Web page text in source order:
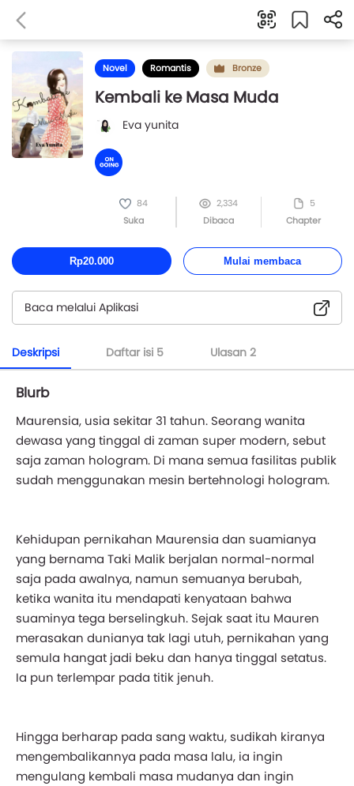
Novel Romantis Bronze
Kembali ke Masa Muda
Eva yunita
84
Suka
2,334
Dibaca
5
Chapter
Rp20.000 Mulai membaca
Baca melalui Aplikasi
Deskripsi Daftar isi 5 Ulasan 2
Blurb
Maurensia, usia sekitar 31 tahun. Seorang wanita
dewasa yang tinggal di zaman super modern, sebut
saja zaman hologram. Di mana semua fasilitas publik
sudah menggunakan mesin bertehnologi hologram.
Kehidupan pernikahan Maurensia dan suamianya
yang bernama Taki Malik berjalan normal-normal
saja pada awalnya, namun semuanya berubah,
ketika wanita itu mendapati kenyataan bahwa
suaminya tega berselingkuh. Sejak saat itu Mauren
merasakan dunianya tak lagi utuh, pernikahan yang
semula hangat jadi beku dan hanya tinggal setatus.
Ia pun terlempar pada titik jenuh.
Hingga berharap pada sang waktu, sudikah kiranya
mengembalikannya pada masa lalu, ia ingin
mengulang kembali masa mudanya dan ingin